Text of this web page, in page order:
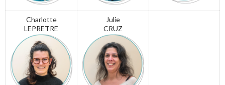
Charlotte
LEPRETRE
Julie
CRUZ